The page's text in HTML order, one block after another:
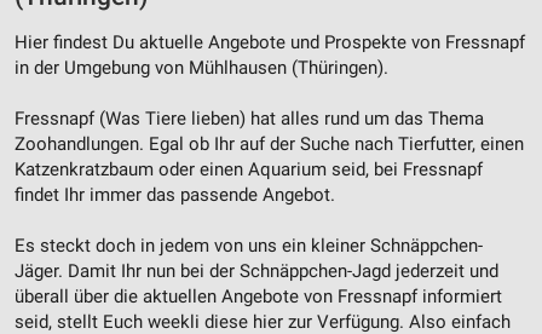
Hier findest Du aktuelle Angebote und Prospekte von Fressnapf
in der Umgebung von Mühlhausen (Thüringen).
Fressnapf (Was Tiere lieben) hat alles rund um das Thema
Zoohandlungen. Egal ob Ihr auf der Suche nach Tierfutter, einen
Katzenkratzbaum oder einen Aquarium seid, bei Fressnapf
findet Ihr immer das passende Angebot.
Es steckt doch in jedem von uns ein kleiner Schnäppchen-
Jäger. Damit Ihr nun bei der Schnäppchen-Jagd jederzeit und
überall über die aktuellen Angebote von Fressnapf informiert
seid, stellt Euch weekli diese hier zur Verfügung. Also einfach
Performance
Funktional
Werbung